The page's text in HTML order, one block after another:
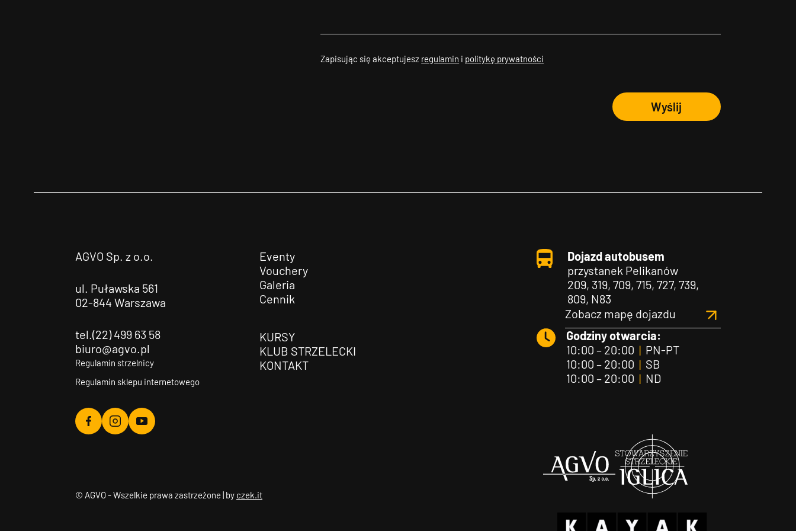
Zapisując się akceptujesz regulamin i politykę prywatności
Wyślij
AGVO Sp. z o.o.
ul. Puławska 561
02-844 Warszawa
tel.(22) 499 63 58
biuro@agvo.pl
Regulamin strzelnicy
Regulamin sklepu internetowego
Agvo
Agvo
Agvo
Eventy
Vouchery
Galeria
Cennik
KURSY
KLUB STRZELECKI
KONTAKT
Dojazd autobusem
przystanek Pelikanów
209, 319, 709, 715, 727, 739,
809, N83
Zobacz mapę dojazdu
Godziny otwarcia:
10:00 – 20:00 |PN-PT
10:00 – 20:00 |SB
10:00 – 20:00 |ND
© AGVO - Wszelkie prawa zastrzeżone | by czek.it
Agvo Iglica